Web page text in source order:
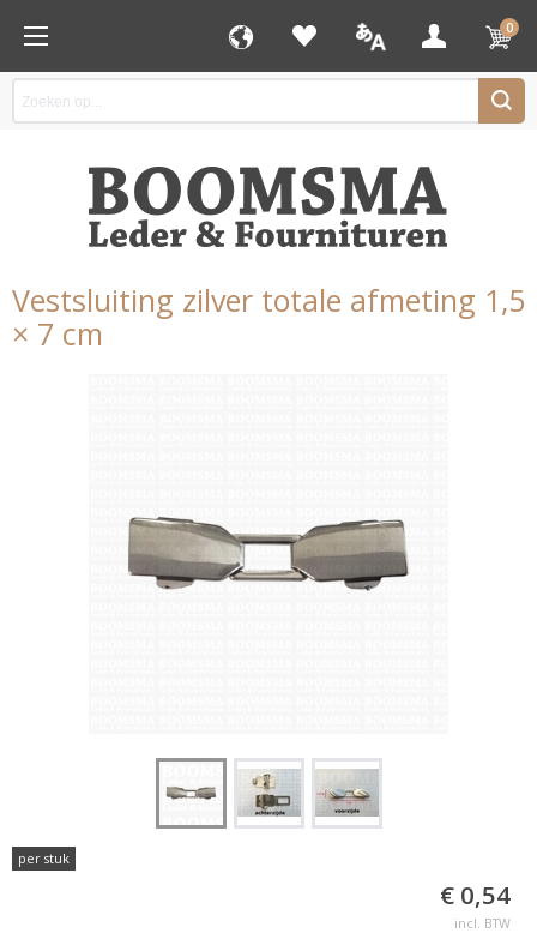
0
Vestsluiting zilver totale afmeting 1,5
× 7 cm
per stuk
€ 0,54
incl. BTW